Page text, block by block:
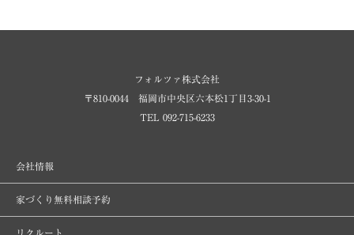
フォルツァ株式会社
〒810-0044 福岡市中央区六本松1丁目3-30-1
TEL 092-715-6233
会社情報
家づくり無料相談予約
リクルート